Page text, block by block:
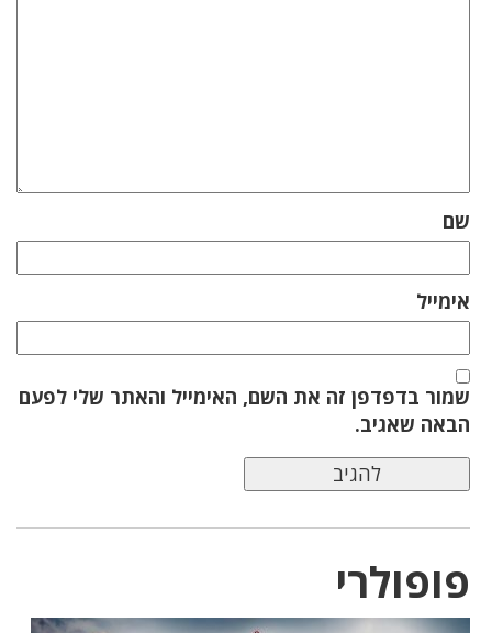
שם
אימייל
שמור בדפדפן זה את השם, האימייל והאתר שלי לפעם
הבאה שאגיב.
פופולרי